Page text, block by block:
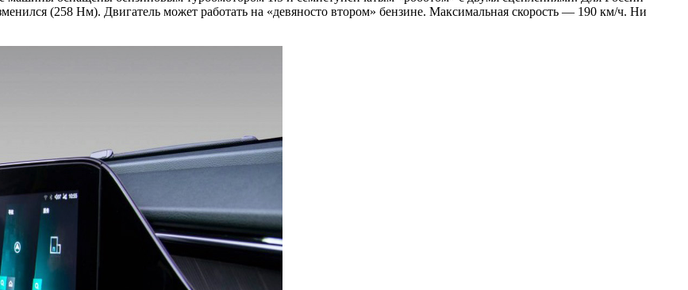
(258 Нм). Двигатель может работать на «девяносто втором» бензине. Максимальная скорость — 190 км/ч. Ни